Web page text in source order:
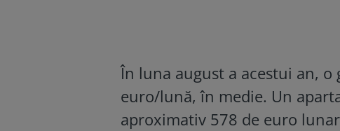
În luna august a acestui an,
euro/lună, în medie. Un
aproximativ 578 de euro